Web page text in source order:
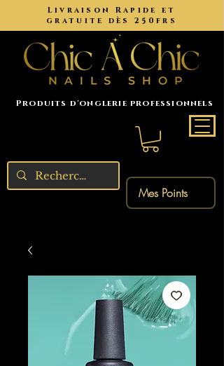
Livraison Rapide et
gratuite dès 250frs
Produits d'onglerie professionnels
Mes Points